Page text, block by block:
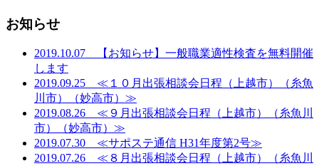
お知らせ
2019.10.07
【お知らせ】一般職業適性検査を無料開催
します
2019.09.25 ≪１０月出張相談会日程（上越市）（糸魚
川市）（妙高市）≫
2019.08.26 ≪９月出張相談会日程（上越市）（糸魚川
市）（妙高市）≫
2019.07.30 ≪サポステ通信 H31年度第2号≫
2019.07.26 ≪８月出張相談会日程（上越市）（糸魚川